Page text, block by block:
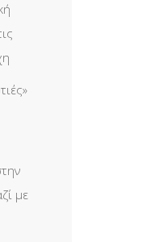
με